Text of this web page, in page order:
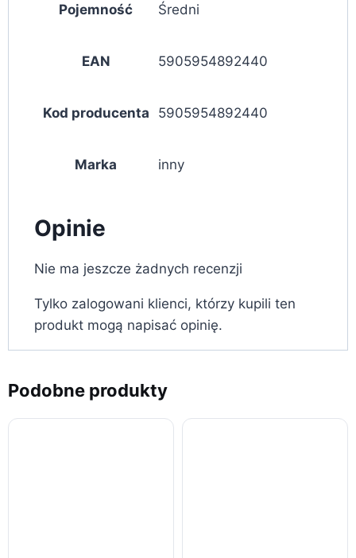
Pojemność Średni
EAN 5905954892440
Kod producenta 5905954892440
Marka inny
Opinie
Nie ma jeszcze żadnych recenzji
Tylko zalogowani klienci, którzy kupili ten
produkt mogą napisać opinię.
Podobne produkty